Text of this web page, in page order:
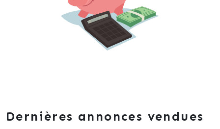
Dernières annonces vendues